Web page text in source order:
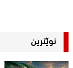
نوێترین